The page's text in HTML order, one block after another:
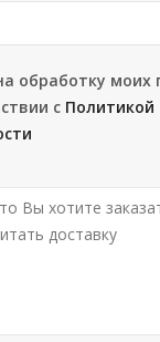
обработку моих
с Политикой